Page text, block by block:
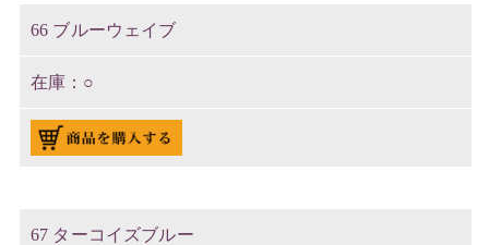
66 ブルーウェイブ
○
67 ターコイズブルー